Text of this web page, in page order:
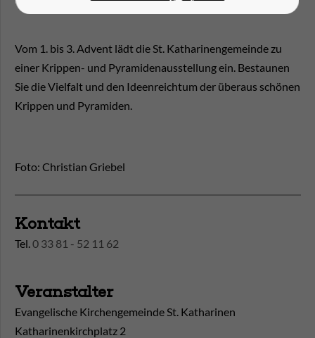
Vom 1. bis 3. Advent lädt die St. Katharinengemeinde zu
einer Krippen- und Pyramidenausstellung ein. Bestaunen
Sie die Vielfalt und den Ideenreichtum der überaus schönen
Krippen und Pyramiden.
Foto: Christian Griebel
Kontakt
Tel. 0 33 81 - 52 11 62
Veranstalter
Evangelische Kirchengemeinde St. Katharinen
Katharinenkirchplatz 2